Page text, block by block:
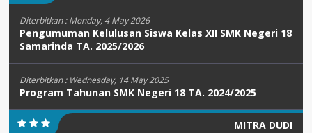
Diterbitkan :Monday, 4 May 2026
Pengumuman Kelulusan Siswa Kelas XII SMK Negeri 18
Samarinda TA. 2025/2026
Diterbitkan : Wednesday, 14 May 2025
Program Tahunan SMK Negeri 18 TA. 2024/2025
MITRA DUDI